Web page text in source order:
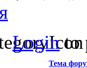
Loginto
Тема